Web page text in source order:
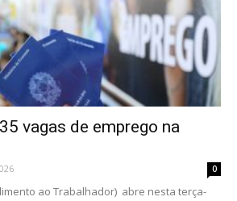
vagas de emprego na
0
ao Trabalhador) abre nesta terça-